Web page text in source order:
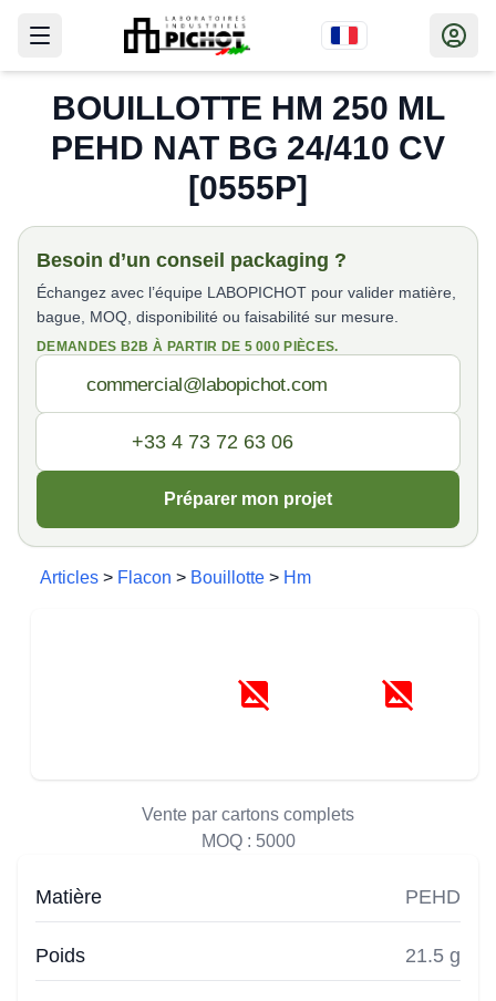
BOUILLOTTE HM 250 ML
PEHD NAT BG 24/410 CV
[0555P]
Besoin d’un conseil packaging ?
Échangez avec l’équipe LABOPICHOT pour valider matière,
bague, MOQ, disponibilité ou faisabilité sur mesure.
DEMANDES B2B À PARTIR DE 5 000 PIÈCES.
Préparer mon projet
Articles > Flacon > Bouillotte > Hm
Vente par cartons complets
MOQ : 5000
Matière PEHD
Poids 21.5 g